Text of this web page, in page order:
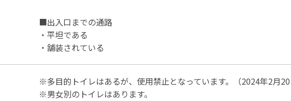
■出入口までの通路
・平坦である
・舗装されている
※多目的トイレはあるが、使用禁止となっています。（2024年2月20
※男女別のトイレはあります。